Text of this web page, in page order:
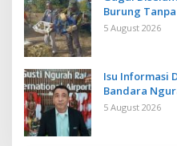
Burung
Cegah
5 August 2026
Isu Informasi
Bandara
Operasional
5 August 2026